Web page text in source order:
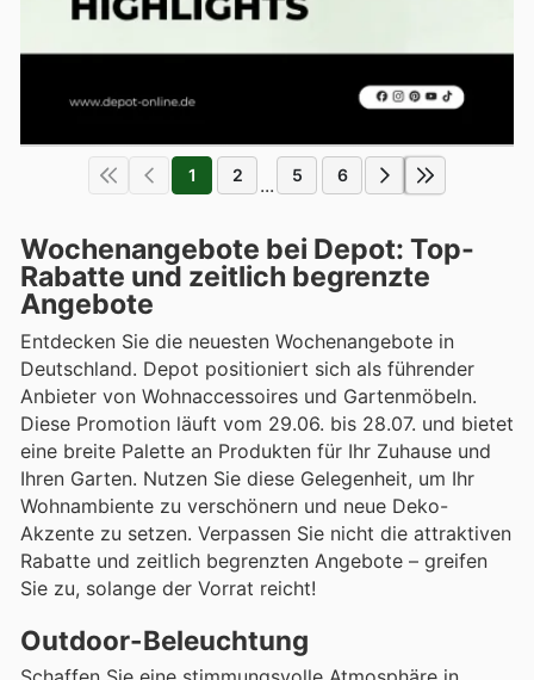
1 2 ... 5 6
Wochenangebote bei Depot: Top-
Rabatte und zeitlich begrenzte
Angebote
Entdecken Sie die neuesten Wochenangebote in
Deutschland. Depot positioniert sich als führender
Anbieter von Wohnaccessoires und Gartenmöbeln.
Diese Promotion läuft vom 29.06. bis 28.07. und bietet
eine breite Palette an Produkten für Ihr Zuhause und
Ihren Garten. Nutzen Sie diese Gelegenheit, um Ihr
Wohnambiente zu verschönern und neue Deko-
Akzente zu setzen. Verpassen Sie nicht die attraktiven
Rabatte und zeitlich begrenzten Angebote – greifen
Sie zu, solange der Vorrat reicht!
Outdoor-Beleuchtung